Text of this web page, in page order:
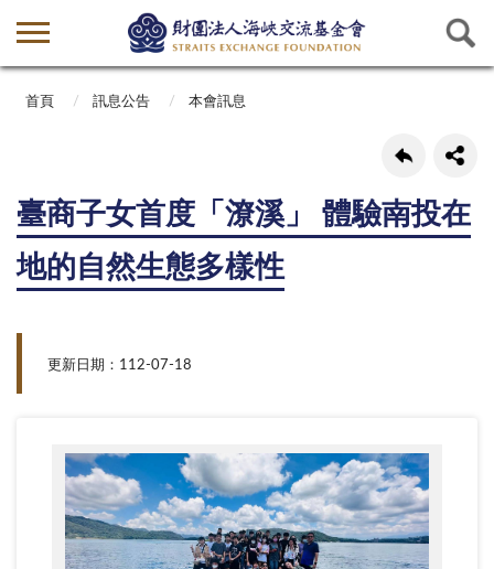
首頁 訊息公告 本會訊息
臺商子女首度「潦溪」 體驗南投在
地的自然生態多樣性
更新日期：112-07-18